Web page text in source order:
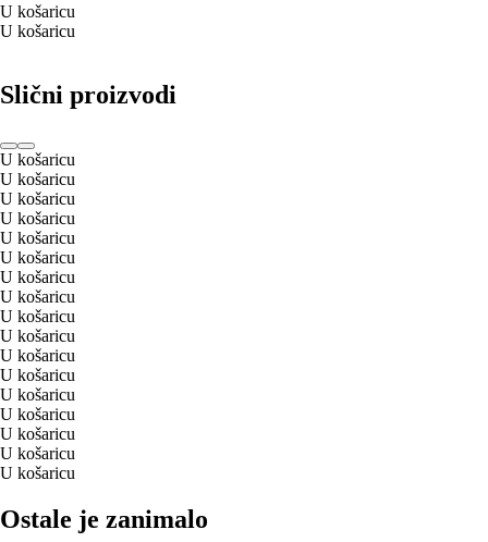
U košaricu
U košaricu
Slični proizvodi
U košaricu
U košaricu
U košaricu
U košaricu
U košaricu
U košaricu
U košaricu
U košaricu
U košaricu
U košaricu
U košaricu
U košaricu
U košaricu
U košaricu
U košaricu
U košaricu
U košaricu
Ostale je zanimalo